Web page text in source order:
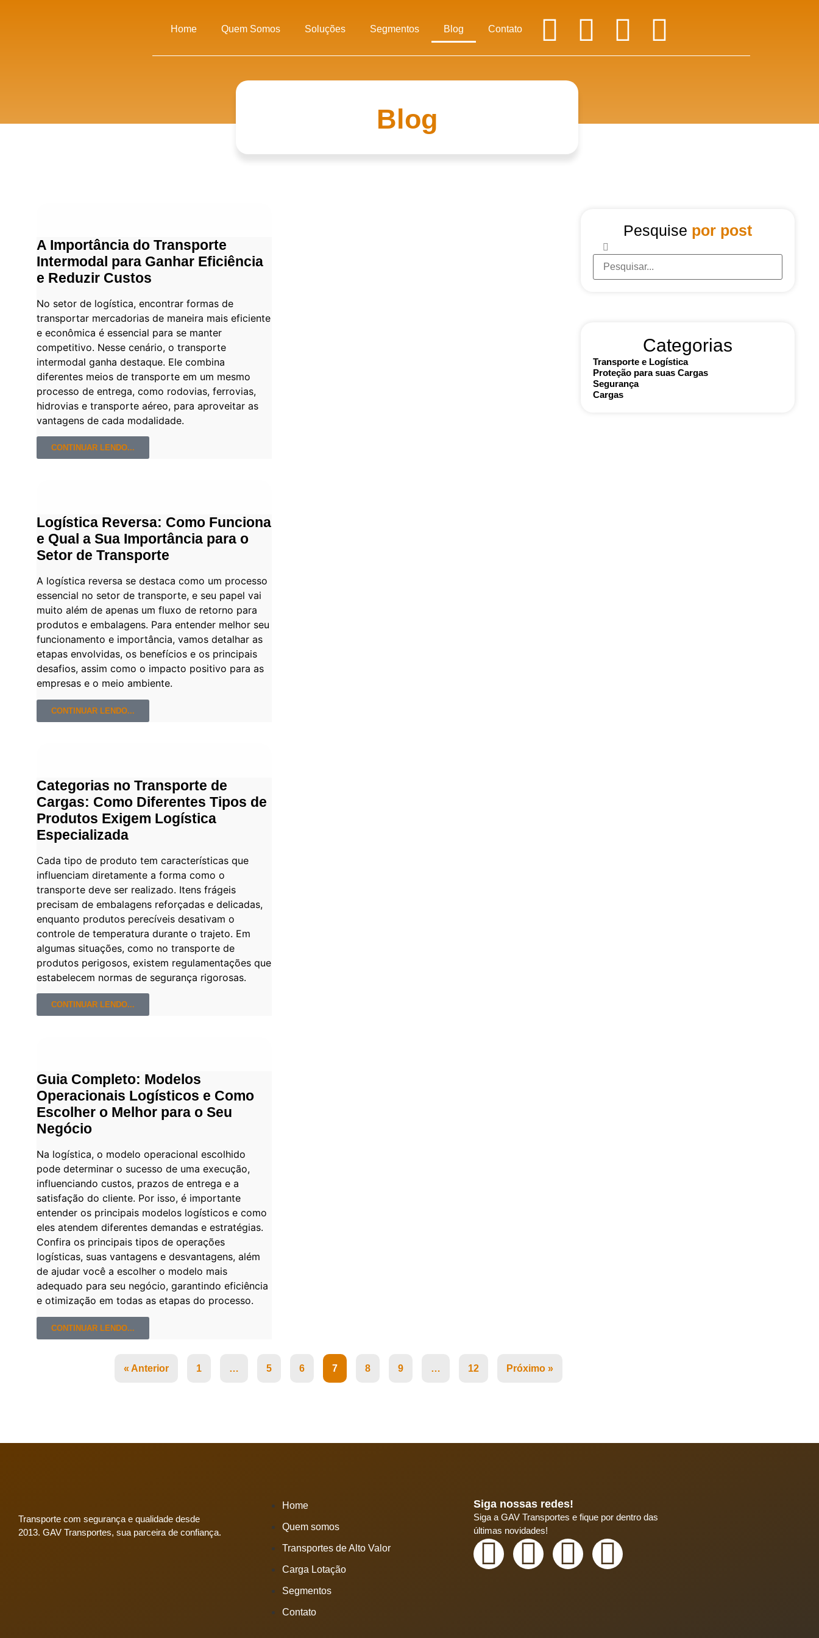
Home Quem Somos Soluções Segmentos Blog Contato
Blog
A Importância do Transporte
Intermodal para Ganhar Eficiência
e Reduzir Custos
No setor de logística, encontrar formas de
transportar mercadorias de maneira mais eficiente
e econômica é essencial para se manter
competitivo. Nesse cenário, o transporte
intermodal ganha destaque. Ele combina
diferentes meios de transporte em um mesmo
processo de entrega, como rodovias, ferrovias,
hidrovias e transporte aéreo, para aproveitar as
vantagens de cada modalidade.
CONTINUAR LENDO...
Logística Reversa: Como Funciona
e Qual a Sua Importância para o
Setor de Transporte
A logística reversa se destaca como um processo
essencial no setor de transporte, e seu papel vai
muito além de apenas um fluxo de retorno para
produtos e embalagens. Para entender melhor seu
funcionamento e importância, vamos detalhar as
etapas envolvidas, os benefícios e os principais
desafios, assim como o impacto positivo para as
empresas e o meio ambiente.
CONTINUAR LENDO...
Categorias no Transporte de
Cargas: Como Diferentes Tipos de
Produtos Exigem Logística
Especializada
Cada tipo de produto tem características que
influenciam diretamente a forma como o
transporte deve ser realizado. Itens frágeis
precisam de embalagens reforçadas e delicadas,
enquanto produtos perecíveis desativam o
controle de temperatura durante o trajeto. Em
algumas situações, como no transporte de
produtos perigosos, existem regulamentações que
estabelecem normas de segurança rigorosas.
CONTINUAR LENDO...
Guia Completo: Modelos
Operacionais Logísticos e Como
Escolher o Melhor para o Seu
Negócio
Na logística, o modelo operacional escolhido
pode determinar o sucesso de uma execução,
influenciando custos, prazos de entrega e a
satisfação do cliente. Por isso, é importante
entender os principais modelos logísticos e como
eles atendem diferentes demandas e estratégias.
Confira os principais tipos de operações
logísticas, suas vantagens e desvantagens, além
de ajudar você a escolher o modelo mais
adequado para seu negócio, garantindo eficiência
e otimização em todas as etapas do processo.
CONTINUAR LENDO...
« Anterior 1 … 5 6 7 8 9 … 12 Próximo »
Pesquise por post
Categorias
Transporte e Logística
Proteção para suas Cargas
Segurança
Cargas
Transporte com segurança e qualidade desde
2013. GAV Transportes, sua parceira de confiança.
Home
Quem somos
Transportes de Alto Valor
Carga Lotação
Segmentos
Contato
Siga nossas redes!
Siga a GAV Transportes e fique por dentro das
últimas novidades!